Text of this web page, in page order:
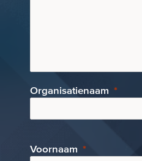
Organisatienaam
Voornaam